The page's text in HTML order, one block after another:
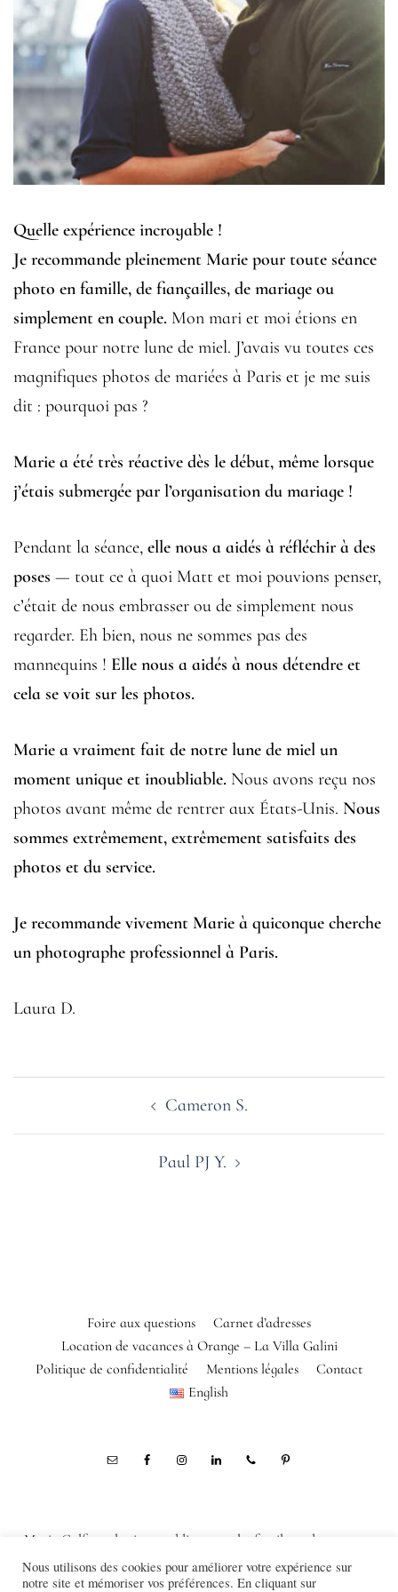
Quelle expérience incroyable !
Je recommande pleinement Marie pour toute séance
photo en famille, de fiançailles, de mariage ou
simplement en couple. Mon mari et moi étions en
France pour notre lune de miel. J’avais vu toutes ces
magnifiques photos de mariées à Paris et je me suis
dit : pourquoi pas ?
Marie a été très réactive dès le début, même lorsque
j’étais submergée par l’organisation du mariage !
Pendant la séance, elle nous a aidés à réfléchir à des
poses — tout ce à quoi Matt et moi pouvions penser,
c’était de nous embrasser ou de simplement nous
regarder. Eh bien, nous ne sommes pas des
mannequins ! Elle nous a aidés à nous détendre et
cela se voit sur les photos.
Marie a vraiment fait de notre lune de miel un
moment unique et inoubliable. Nous avons reçu nos
photos avant même de rentrer aux États-Unis. Nous
sommes extrêmement, extrêmement satisfaits des
photos et du service.
Je recommande vivement Marie à quiconque cherche
un photographe professionnel à Paris.
Laura D.
Cameron S.
Paul PJ Y.
Foire aux questions
Carnet d’adresses
Location de vacances à Orange – La Villa Galini
Politique de confidentialité
Mentions légales
Contact
English
Marie Calfopoulos is a wedding, couple, family and corporate
photographer in Orange, Avignon, Luberon, Alpilles, Provence,
France
Nous utilisons des cookies pour améliorer votre expérience sur
notre site et mémoriser vos préférences. En cliquant sur